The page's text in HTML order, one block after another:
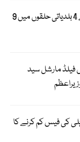
الیکشن کمیشن نے بلوچستان کے 4 بلدیاتی حلقوں میں 9
مارشل سید
کی فیس کم کرنے کا